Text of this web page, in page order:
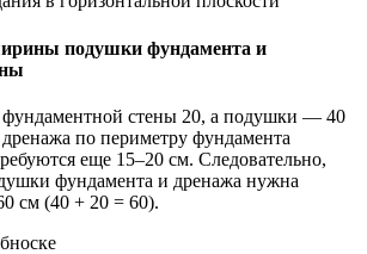
подушки фундамента и
стены 20, а подушки — 40
по периметру фундамента
еще 15–20 см. Следовательно,
фундамента и дренажа нужна
см (40 + 20 = 60).